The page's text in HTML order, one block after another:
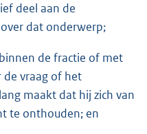
deel aan de
dat onderwerp;
de fractie of met
vraag of het
maakt dat hij zich van
te onthouden; en